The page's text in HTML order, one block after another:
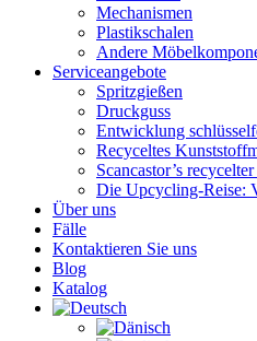
Mechanismen
Plastikschalen
Andere
Serviceangebote
Spritzgießen
Druckguss
Entwicklung
Recyceltes
Scancastor’s
Die Upcycling-Reise:
Über uns
Fälle
Kontaktieren Sie uns
Blog
Katalog